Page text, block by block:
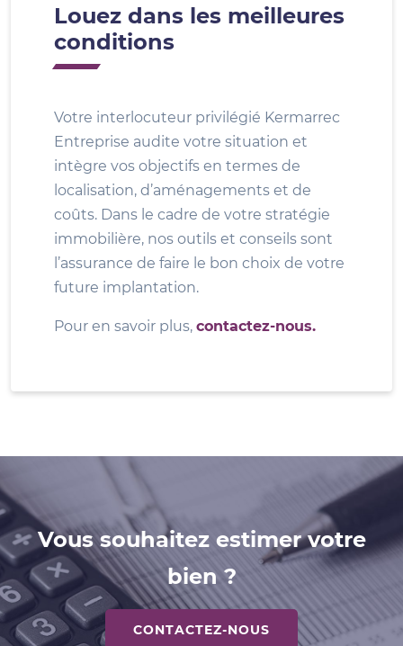
Louez dans les meilleures
conditions
Votre interlocuteur privilégié Kermarrec
Entreprise audite votre situation et
intègre vos objectifs en termes de
localisation, d’aménagements et de
coûts. Dans le cadre de votre stratégie
immobilière, nos outils et conseils sont
l’assurance de faire le bon choix de votre
future implantation.
Pour en savoir plus, contactez-nous.
Vous souhaitez estimer votre
bien ?
CONTACTEZ-NOUS